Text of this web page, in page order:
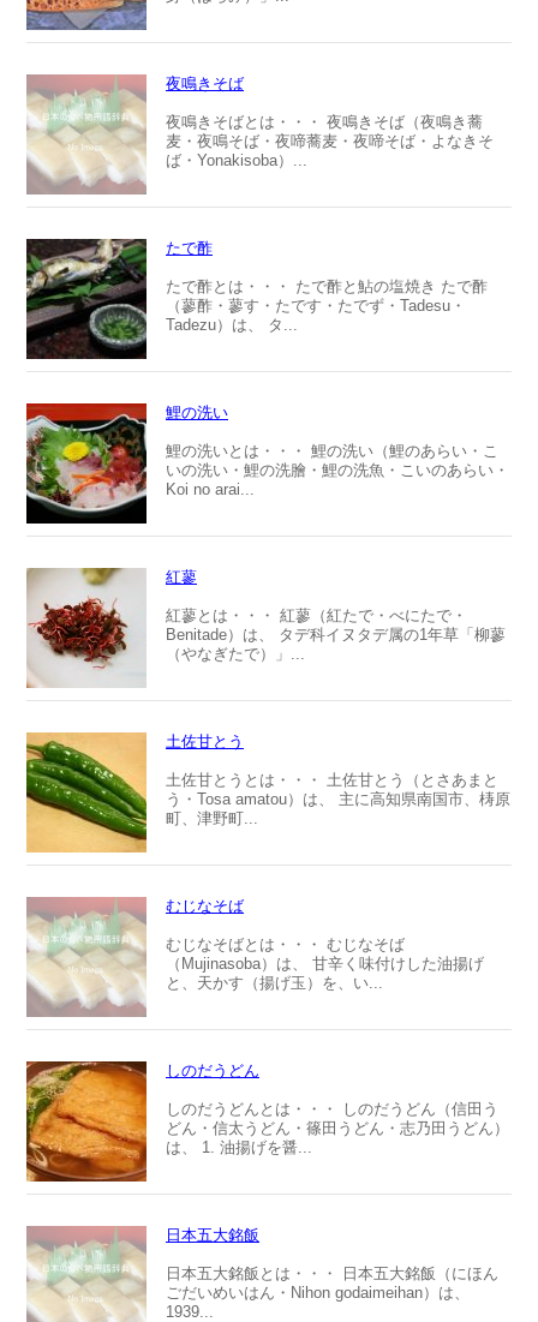
夜鳴きそば
夜鳴きそばとは・・・ 夜鳴きそば（夜鳴き蕎
麦・夜鳴そば・夜啼蕎麦・夜啼そば・よなきそ
ば・Yonakisoba）...
たで酢
たで酢とは・・・ たで酢と鮎の塩焼き たで酢
（蓼酢・蓼す・たです・たでず・Tadesu・
Tadezu）は、 タ...
鯉の洗い
鯉の洗いとは・・・ 鯉の洗い（鯉のあらい・こ
いの洗い・鯉の洗膾・鯉の洗魚・こいのあらい・
Koi no arai...
紅蓼
紅蓼とは・・・ 紅蓼（紅たで・べにたで・
Benitade）は、 タデ科イヌタデ属の1年草「柳蓼
（やなぎたで）」...
土佐甘とう
土佐甘とうとは・・・ 土佐甘とう（とさあまと
う・Tosa amatou）は、 主に高知県南国市、梼原
町、津野町...
むじなそば
むじなそばとは・・・ むじなそば
（Mujinasoba）は、 甘辛く味付けした油揚げ
と、天かす（揚げ玉）を、い...
しのだうどん
しのだうどんとは・・・ しのだうどん（信田う
どん・信太うどん・篠田うどん・志乃田うどん）
は、 1. 油揚げを醤...
日本五大銘飯
日本五大銘飯とは・・・ 日本五大銘飯（にほん
ごだいめいはん・Nihon godaimeihan）は、
1939...